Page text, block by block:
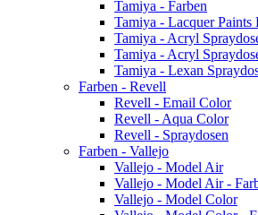
Tamiya - Farben
Tamiya - Lacquer Paints
Tamiya - Acryl
Tamiya - Acryl
Tamiya - Lexan
Farben - Revell
Revell - Email Color
Revell - Aqua Color
Revell - Spraydosen
Farben - Vallejo
Vallejo - Model Air
Vallejo - Model Air -
Vallejo - Model Color